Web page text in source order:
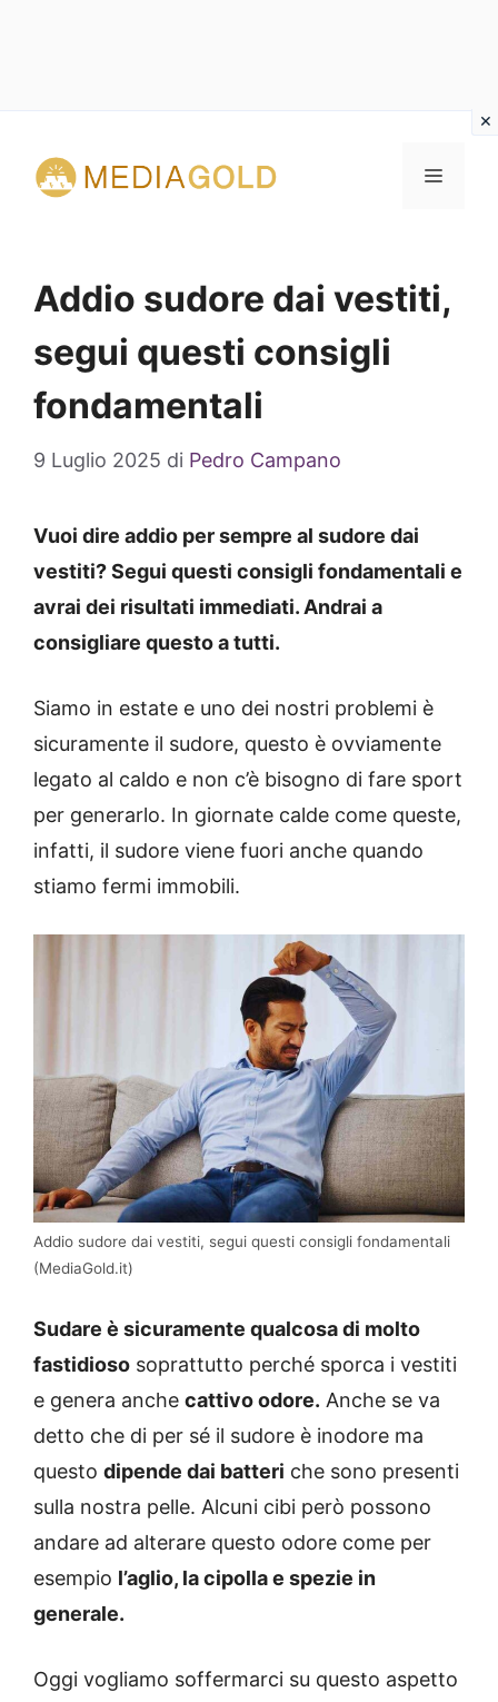
contenuto
MENU
Addio sudore dai vestiti,
segui questi consigli
fondamentali
9 Luglio 2025 di Pedro Campano
Vuoi dire addio per sempre al sudore dai
vestiti? Segui questi consigli fondamentali e
avrai dei risultati immediati. Andrai a
consigliare questo a tutti.
Siamo in estate e uno dei nostri problemi è
sicuramente il sudore, questo è ovviamente
legato al caldo e non c’è bisogno di fare sport
per generarlo. In giornate calde come queste,
infatti, il sudore viene fuori anche quando
stiamo fermi immobili.
Addio sudore dai vestiti, segui questi consigli fondamentali
(MediaGold.it)
Sudare è sicuramente qualcosa di molto
fastidioso soprattutto perché sporca i vestiti
e genera anche cattivo odore. Anche se va
detto che di per sé il sudore è inodore ma
questo dipende dai batteri che sono presenti
sulla nostra pelle. Alcuni cibi però possono
andare ad alterare questo odore come per
esempio l’aglio, la cipolla e spezie in
generale.
Oggi vogliamo soffermarci su questo aspetto